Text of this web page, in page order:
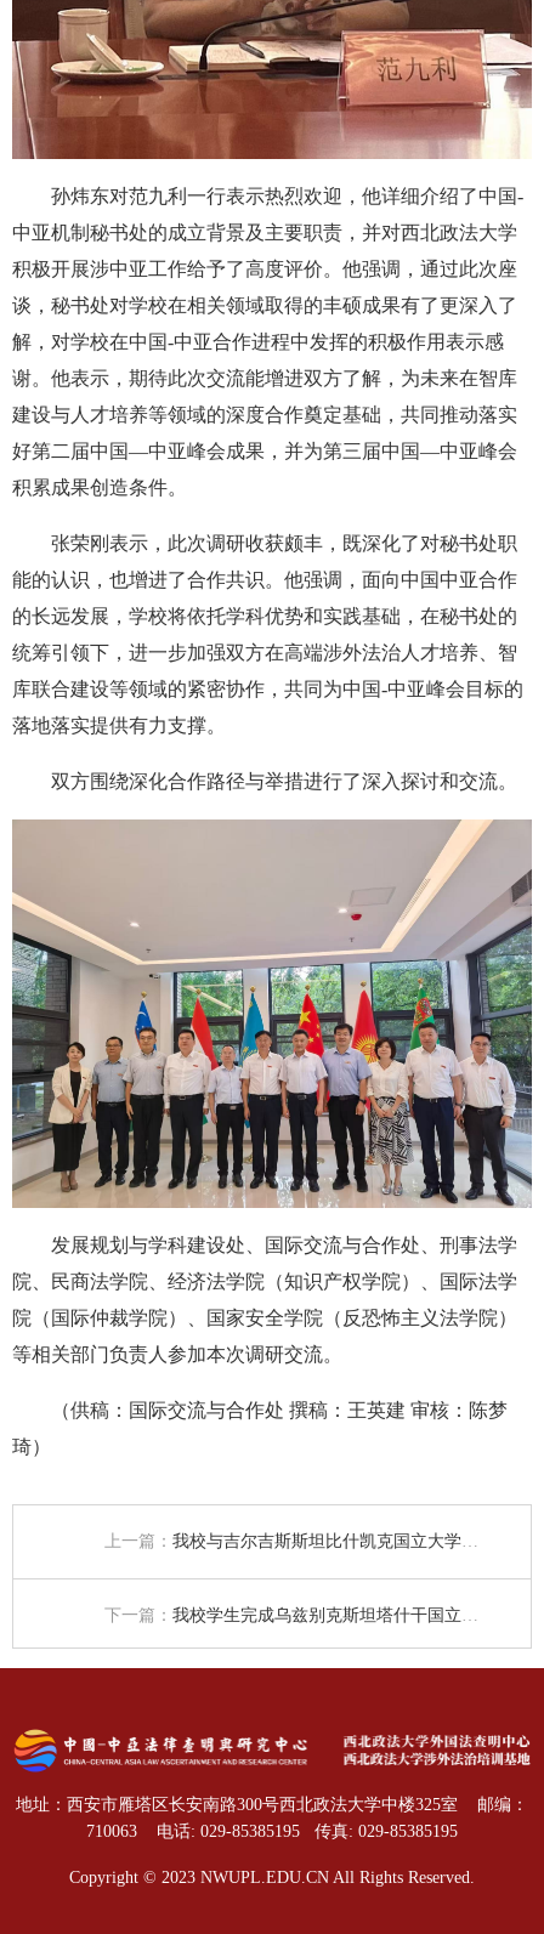
孙炜东对范九利一行表示热烈欢迎，他详细介绍了中国-
中亚机制秘书处的成立背景及主要职责，并对西北政法大学
积极开展涉中亚工作给予了高度评价。他强调，通过此次座
谈，秘书处对学校在相关领域取得的丰硕成果有了更深入了
解，对学校在中国-中亚合作进程中发挥的积极作用表示感
谢。他表示，期待此次交流能增进双方了解，为未来在智库
建设与人才培养等领域的深度合作奠定基础，共同推动落实
好第二届中国—中亚峰会成果，并为第三届中国—中亚峰会
积累成果创造条件。
张荣刚表示，此次调研收获颇丰，既深化了对秘书处职
能的认识，也增进了合作共识。他强调，面向中国中亚合作
的长远发展，学校将依托学科优势和实践基础，在秘书处的
统筹引领下，进一步加强双方在高端涉外法治人才培养、智
库联合建设等领域的紧密协作，共同为中国-中亚峰会目标的
落地落实提供有力支撑。
双方围绕深化合作路径与举措进行了深入探讨和交流。
发展规划与学科建设处、国际交流与合作处、刑事法学
院、民商法学院、经济法学院（知识产权学院）、国际法学
院（国际仲裁学院）、国家安全学院（反恐怖主义法学院）
等相关部门负责人参加本次调研交流。
（供稿：国际交流与合作处 撰稿：王英建 审核：陈梦
琦）
上一篇： 我校与吉尔吉斯斯坦比什凯克国立大学正式签署合作协议
下一篇： 我校学生完成乌兹别克斯坦塔什干国立法律大学交换学习
地址：西安市雁塔区长安南路300号西北政法大学中楼325室
邮编：
710063
电话: 029-85385195 传真: 029-85385195
Copyright © 2023 NWUPL.EDU.CN All Rights Reserved.